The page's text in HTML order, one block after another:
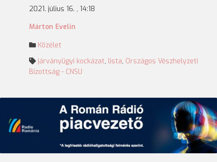
2021. július 16. , 14:18
Márton Evelin
Közélet
járványügyi kockázat, lista, Országos Vészhelyzeti
Bizottság - CNSU